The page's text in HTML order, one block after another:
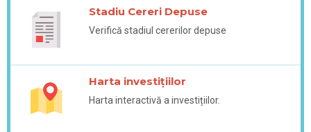
Stadiu Cereri Depuse
Verifică stadiul cererilor depuse
Harta investițiilor
Harta interactivă a investițiilor.